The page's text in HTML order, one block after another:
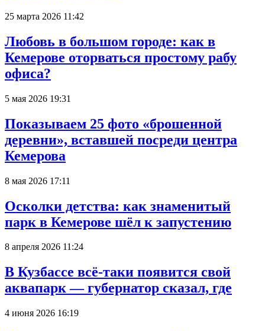
25 марта 2026 11:42
Любовь в большом городе: как в
Кемерове оторваться простому рабу
офиса?
5 мая 2026 19:31
Показываем 25 фото «брошенной
деревни», вставшей посреди центра
Кемерова
8 мая 2026 17:11
Осколки детства: как знаменитый
парк в Кемерове шёл к запустению
8 апреля 2026 11:24
В Кузбассе всё-таки появится свой
аквапарк — губернатор сказал, где
4 июня 2026 16:19